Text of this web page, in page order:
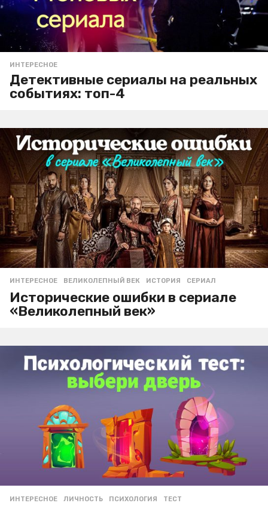
ИНТЕРЕСНОЕ
Детективные сериалы на реальных
событиях: топ-4
ИНТЕРЕСНОЕ ВЕЛИКОЛЕПНЫЙ ВЕК ,ИСТОРИЯ ,СЕРИАЛ
Исторические ошибки в сериале
«Великолепный век»
ИНТЕРЕСНОЕ ЛИЧНОСТЬ ,ПСИХОЛОГИЯ ,ТЕСТ